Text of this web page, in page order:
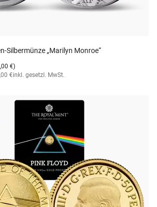
Silbermünze „Marilyn Monroe“
€)
€inkl. gesetzl. MwSt.